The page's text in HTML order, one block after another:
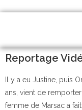
Reportage
Il y a eu Justine, puis
ans, vient de
femme de Marsac a